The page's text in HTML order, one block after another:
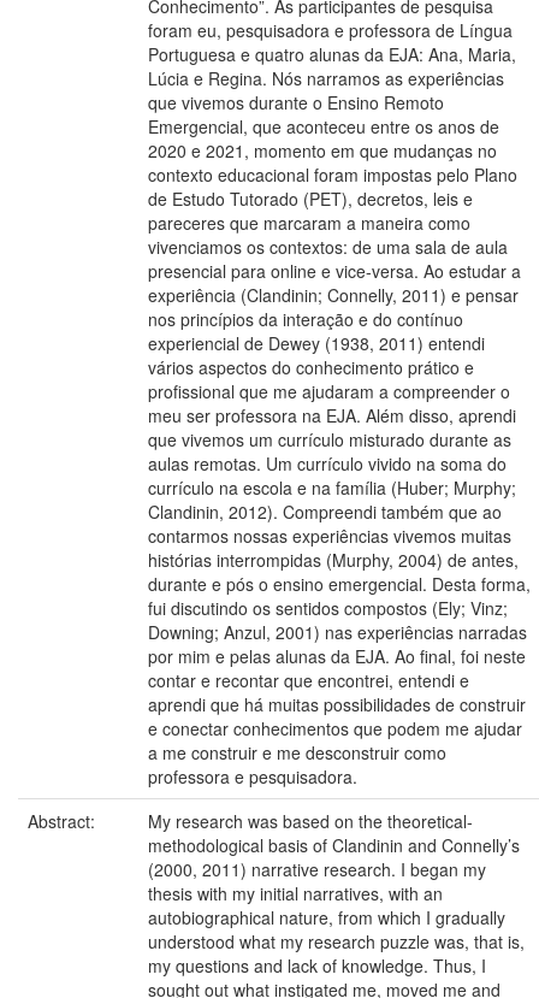
Conhecimento”. As participantes de pesquisa
foram eu, pesquisadora e professora de Língua
Portuguesa e quatro alunas da EJA: Ana, Maria,
Lúcia e Regina. Nós narramos as experiências
que vivemos durante o Ensino Remoto
Emergencial, que aconteceu entre os anos de
2020 e 2021, momento em que mudanças no
contexto educacional foram impostas pelo Plano
de Estudo Tutorado (PET), decretos, leis e
pareceres que marcaram a maneira como
vivenciamos os contextos: de uma sala de aula
presencial para online e vice-versa. Ao estudar a
experiência (Clandinin; Connelly, 2011) e pensar
nos princípios da interação e do contínuo
experiencial de Dewey (1938, 2011) entendi
vários aspectos do conhecimento prático e
profissional que me ajudaram a compreender o
meu ser professora na EJA. Além disso, aprendi
que vivemos um currículo misturado durante as
aulas remotas. Um currículo vivido na soma do
currículo na escola e na família (Huber; Murphy;
Clandinin, 2012). Compreendi também que ao
contarmos nossas experiências vivemos muitas
histórias interrompidas (Murphy, 2004) de antes,
durante e pós o ensino emergencial. Desta forma,
fui discutindo os sentidos compostos (Ely; Vinz;
Downing; Anzul, 2001) nas experiências narradas
por mim e pelas alunas da EJA. Ao final, foi neste
contar e recontar que encontrei, entendi e
aprendi que há muitas possibilidades de construir
e conectar conhecimentos que podem me ajudar
a me construir e me desconstruir como
professora e pesquisadora.
Abstract:
My research was based on the theoretical-
methodological basis of Clandinin and Connelly’s
(2000, 2011) narrative research. I began my
thesis with my initial narratives, with an
autobiographical nature, from which I gradually
understood what my research puzzle was, that is,
my questions and lack of knowledge. Thus, I
sought out what instigated me, moved me and